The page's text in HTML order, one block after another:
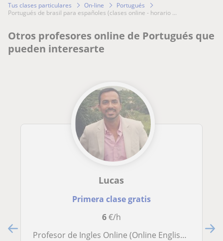
Tus clases particulares On-line
Portugués
portugués de brasil para españoles (clases online - horario ...
Otros profesores online de Portugués que
pueden interesarte
Lucas
Primera clase gratis
6€/h
Profesor de Ingles Online (Online English Classes)